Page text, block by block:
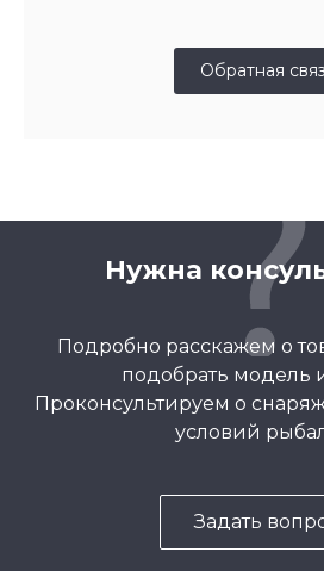
Обратная
Нужна
Подробно расскажем о
подобрать модель
Проконсультируем о
условий
Задать